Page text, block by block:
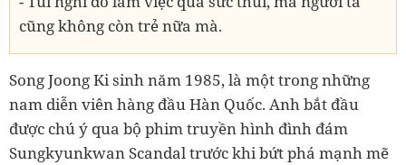
cũng không còn trẻ nữa mà.
Song Joong Ki sinh năm 1985, là một trong những
nam diễn viên hàng đầu Hàn Quốc. Anh bắt đầu
được chú ý qua bộ phim truyền hình đình đám
Sungkyunkwan Scandal trước khi bứt phá mạnh mẽ